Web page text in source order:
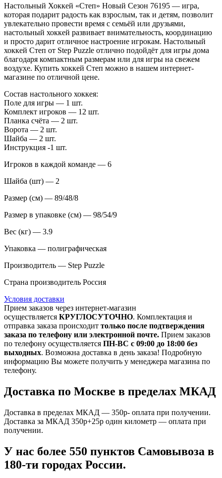
Настольный Хоккей «Степ» Новый Сезон 76195 — игра,
которая подарит радость как взрослым, так и детям, позволит
увлекательно провести время с семьёй или друзьями,
настольный хоккей развивает внимательность, координацию
и просто дарит отличное настроение игрокам. Настольный
хоккей Степ от Step Puzzle отлично подойдёт для игры дома
благодаря компактным размерам или для игры на свежем
воздухе. Купить хоккей Степ можно в нашем интернет-
магазине по отличной цене.
Состав настольного хоккея:
Поле для игры — 1 шт.
Комплект игроков — 12 шт.
Планка счёта — 2 шт.
Ворота — 2 шт.
Шайба — 2 шт.
Инструкция -1 шт.
Игроков в каждой команде — 6
Шайба (шт) — 2
Размер (см) — 89/48/8
Размер в упаковке (см) — 98/54/9
Вес (кг) — 3.9
Упаковка — полиграфическая
Производитель — Step Puzzle
Страна производитель Россия
Условия доставки
Прием заказов через интернет-магазин
осуществляется КРУГЛОСУТОЧНО. Комплектация и
отправка заказа происходит только после подтверждения
заказа по телефону или электронной почте. Прием заказов
по телефону осуществляется ПН-ВС с 09:00 до 18:00 без
выходных. Возможна доставка в день заказа! Подробную
информацию Вы можете получить у менеджера магазина по
телефону.
Доставка по Москве в пределах МКАД
Доставка в пределах МКАД — 350р- оплата при получении.
Доставка за МКАД 350р+25р один километр — оплата при
получении.
У нас более 550 пунктов Самовывоза в
180-ти городах России.